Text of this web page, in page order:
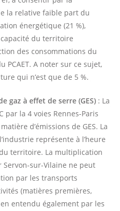
la relative faible part du
énergétique (21 %),
du territoire
des consommations du
PCAET. A noter sur ce sujet,
qui n’est que de 5 %.
gaz à effet de serre (GES) : La
par la 4 voies Rennes-Paris
d’émissions de GES. La
représente à l’heure
territoire. La multiplication
sur-Vilaine ne peut
par les transports
(matières premières,
entendu également par les